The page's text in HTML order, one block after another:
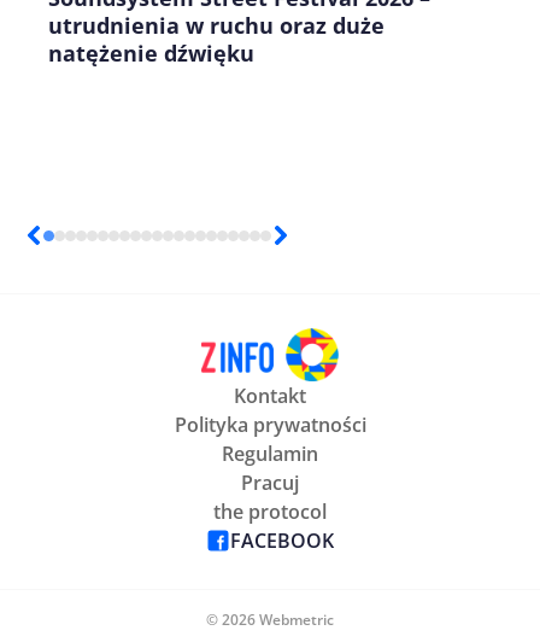
utrudnienia w ruchu oraz duże
natężenie dźwięku
Kontakt
Polityka prywatności
Regulamin
Pracuj
the protocol
FACEBOOK
© 2026 Webmetric